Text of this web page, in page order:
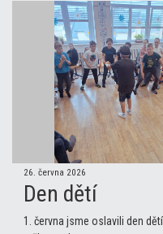
26. června 2026
Den dětí
1. června jsme oslavili den